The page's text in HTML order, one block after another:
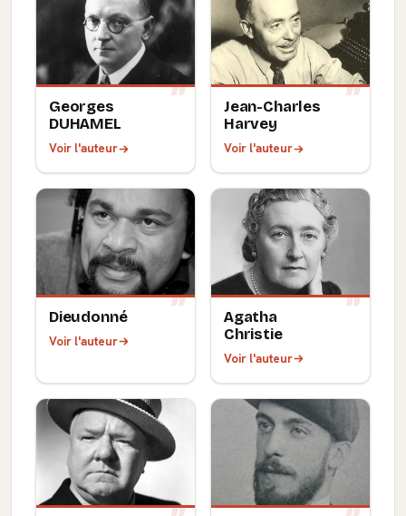
Georges
DUHAMEL
Voir l'auteur
Jean-Charles
Harvey
Voir l'auteur
Dieudonné
Voir l'auteur
Agatha
Christie
Voir l'auteur